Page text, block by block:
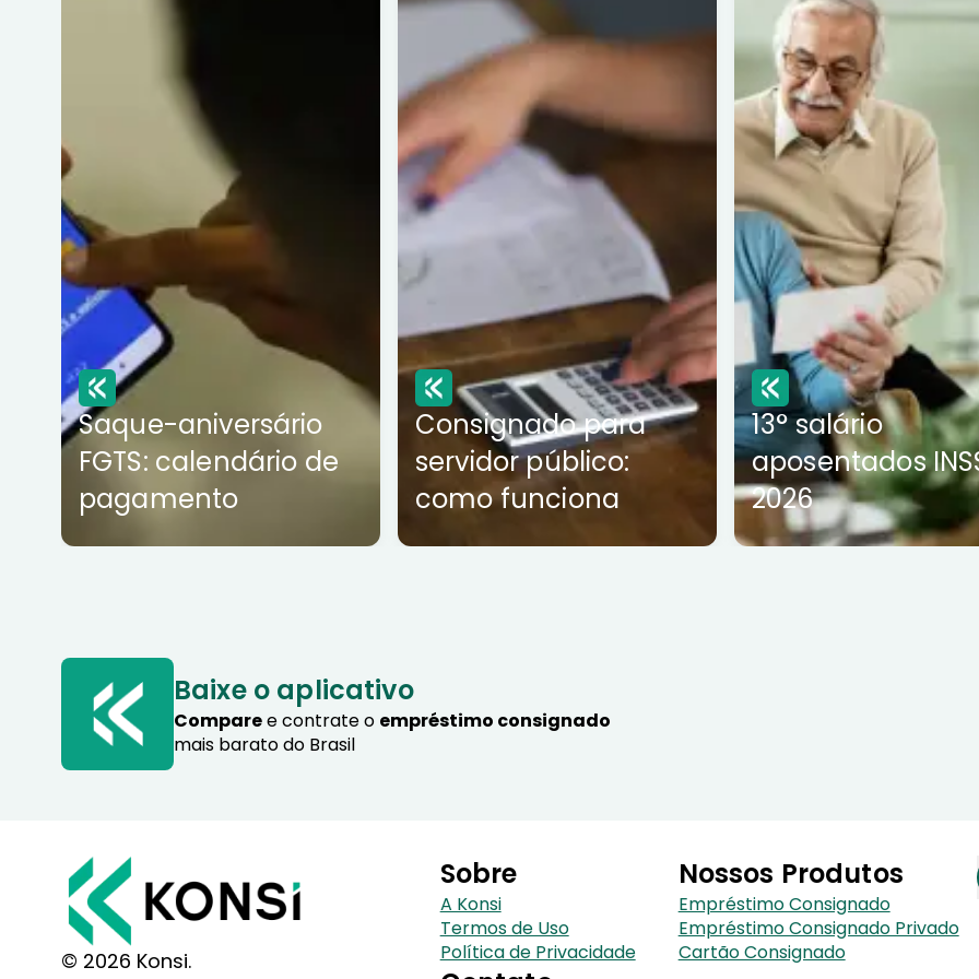
Saque-aniversário
FGTS: calendário de
pagamento
Consignado para
servidor público:
como funciona
13° salário
aposentados
2026
Baixe o aplicativo
Comparee contrate o empréstimo consignado
mais barato do Brasil
© 2026 Konsi.
Sobre
A Konsi
Termos de Uso
Política de Privacidade
Nossos Produtos
Empréstimo Consignado
Empréstimo Consignado Privado
Cartão Consignado